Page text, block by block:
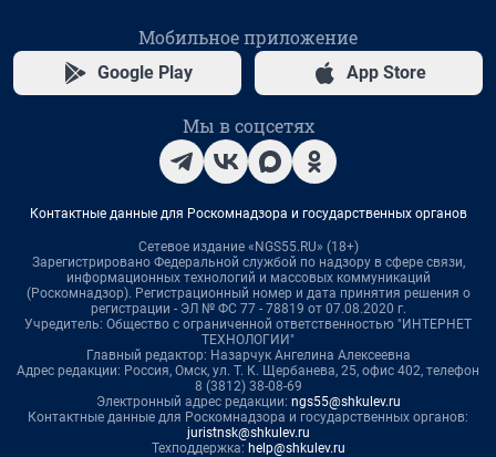
Мобильное приложение
Google Play App Store
Мы в соцсетях
Контактные данные для Роскомнадзора и государственных органов
Сетевое издание «NGS55.RU» (18+)
Зарегистрировано Федеральной службой по надзору в сфере связи,
информационных технологий и массовых коммуникаций
(Роскомнадзор). Регистрационный номер и дата принятия решения о
регистрации - ЭЛ № ФС 77 - 78819 от 07.08.2020 г.
Учредитель: Общество с ограниченной ответственностью "ИНТЕРНЕТ
ТЕХНОЛОГИИ"
Главный редактор: Назарчук Ангелина Алексеевна
Адрес редакции: Россия, Омск, ул. Т. К. Щербанева, 25, офис 402, телефон
8 (3812) 38-08-69
Электронный адрес редакции: ngs55@shkulev.ru
Контактные данные для Роскомнадзора и государственных органов:
juristnsk@shkulev.ru
Техподдержка: help@shkulev.ru